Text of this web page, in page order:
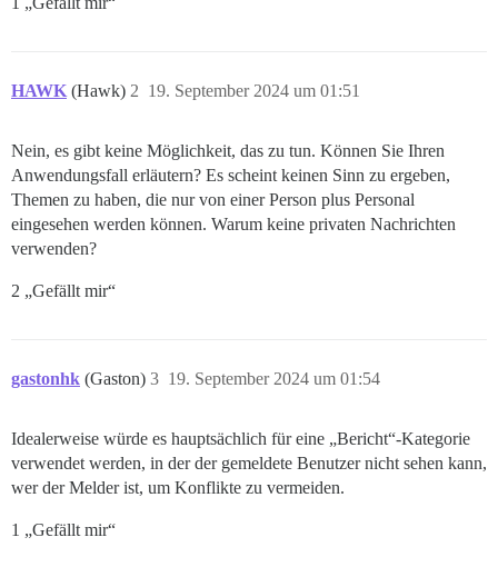
HAWK (Hawk) 19. September 2024 um 01:51
2
Nein, es gibt keine Möglichkeit, das zu tun. Können Sie Ihren
Anwendungsfall erläutern? Es scheint keinen Sinn zu ergeben,
Themen zu haben, die nur von einer Person plus Personal
eingesehen werden können. Warum keine privaten Nachrichten
verwenden?
2 „Gefällt mir“
gastonhk (Gaston) 19. September 2024 um 01:54
3
Idealerweise würde es hauptsächlich für eine „Bericht“-Kategorie
verwendet werden, in der der gemeldete Benutzer nicht sehen kann,
wer der Melder ist, um Konflikte zu vermeiden.
1 „Gefällt mir“